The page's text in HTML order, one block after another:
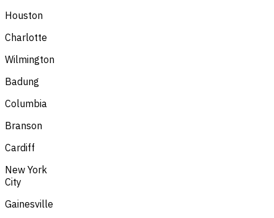
Houston
Charlotte
Wilmington
Badung
Columbia
Branson
Cardiff
New York
City
Gainesville